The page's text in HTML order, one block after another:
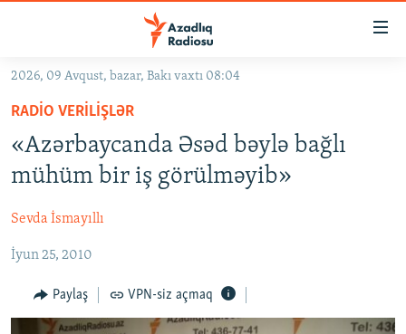
Əsas
qayıt
Əsas
naviqasiyaya
qayıt
Axtarışa
GÜNDƏM
KORRUPSIOMETR
FƏRQƏ BAX
QANUNI DOĞRU
ARAŞDIRMA
MULTIMEDIA
2026, 09 Avqust, bazar, Bakı vaxtı 08:04
RADIO VERILIŞLƏR
«Azərbaycanda Əsəd bəylə bağlı
mühüm bir iş görülməyib»
Sevda İsmayıllı
İyun 25, 2010
Paylaş VPN-siz açmaq